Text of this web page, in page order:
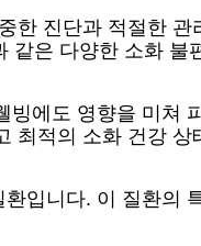
진단과 적절한
은 다양한 소화
에도 영향을 미쳐
최적의 소화 건강
입니다. 이 질환의